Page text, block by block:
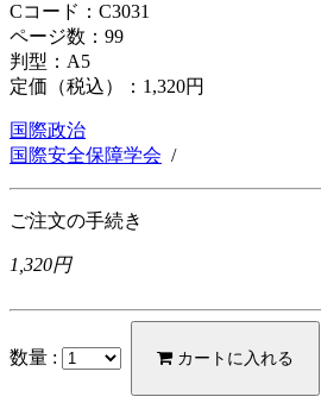
Cコード：C3031
ページ数：99
判型：A5
定価（税込）： 1,320円
国際政治
国際安全保障学会 /
ご注文の手続き
1,320円
数量 : カートに入れる